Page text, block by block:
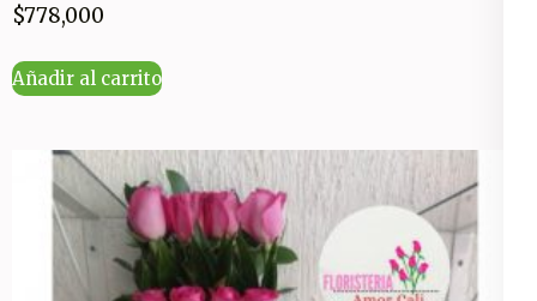
$778,000
Añadir al carrito